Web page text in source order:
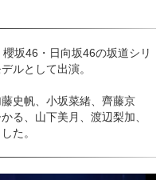
坂46・日向坂46の坂道シリ
ルとして出演。
史帆、小坂菜緒、齊藤京
る、山下美月、渡辺梨加、
た。